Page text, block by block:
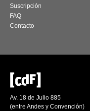
Suscripción
FAQ
Contacto
Av. 18 de Julio 885
(entre Andes y Convención)